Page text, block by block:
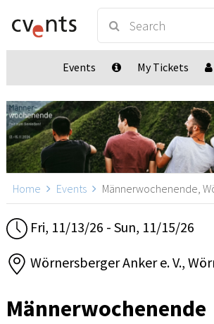
Events My Tickets
Home Events Männerwochenende,
Fri, 11/13/26 - Sun, 11/15/26
Wörnersberger Anker e. V.,
Männerwochenende